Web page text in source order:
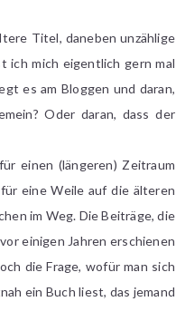
Titel, daneben unzählige
ich mich eigentlich gern mal
es am Bloggen und daran,
Oder daran, dass der
einen (längeren) Zeitraum
eine Weile auf die älteren
im Weg. Die Beiträge, die
einigen Jahren erschienen
die Frage, wofür man sich
ein Buch liest, das jemand